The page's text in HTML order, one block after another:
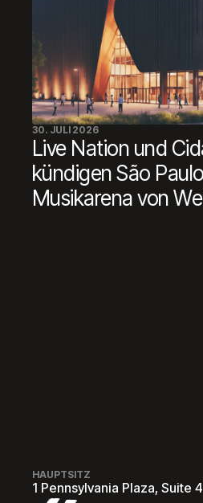
30. JULI 2026
Live Nation und
kündigen São
Musikarena von
HAUPTSITZ
1 Pennsylvania Plaza, Suite